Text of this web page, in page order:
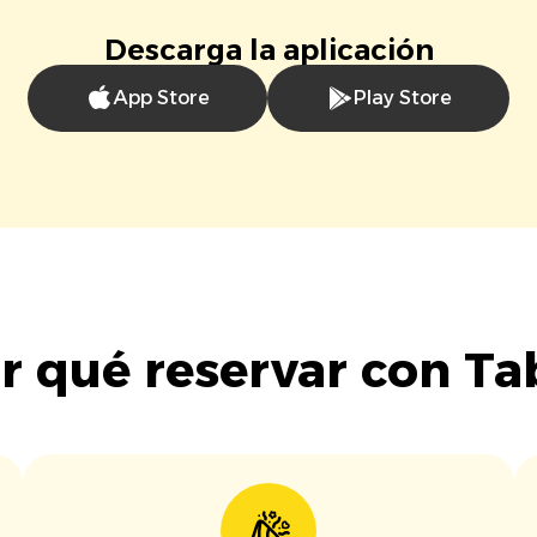
Descarga la aplicación
App Store Play Store
qué reservar con